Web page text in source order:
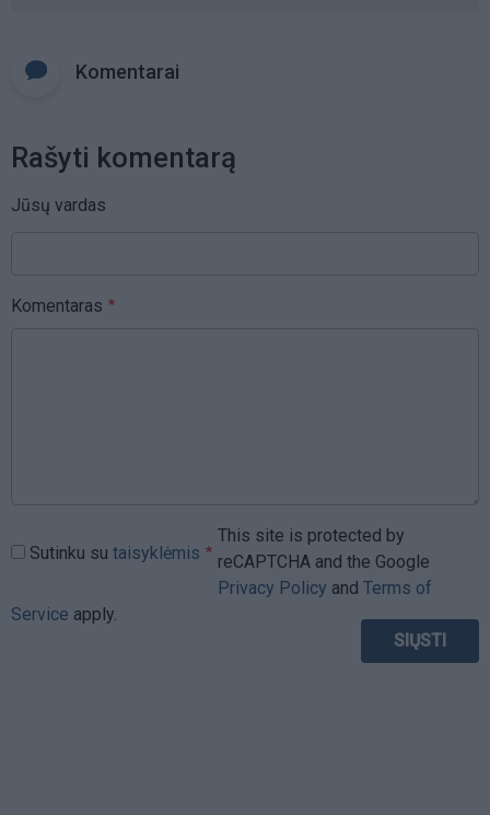
Komentarai
Rašyti komentarą
Jūsų vardas
Komentaras
Sutinku su taisyklėmis
This site is protected by
reCAPTCHA and the Google
Privacy Policy and Terms of
Service apply.